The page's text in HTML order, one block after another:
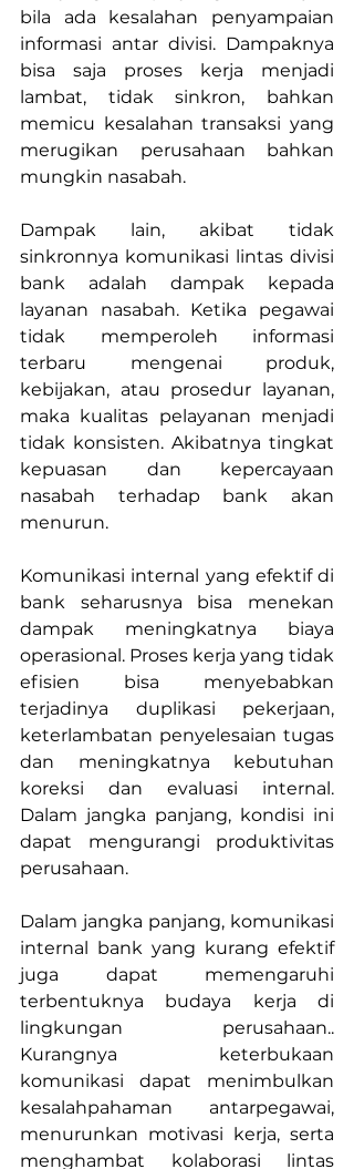
bila ada kesalahan penyampaian
informasi antar divisi. Dampaknya
bisa saja proses kerja menjadi
lambat, tidak sinkron, bahkan
memicu kesalahan transaksi yang
merugikan perusahaan bahkan
mungkin nasabah.
Dampak lain, akibat tidak
sinkronnya komunikasi lintas divisi
bank adalah dampak kepada
layanan nasabah. Ketika pegawai
tidak memperoleh informasi
terbaru mengenai produk,
kebijakan, atau prosedur layanan,
maka kualitas pelayanan menjadi
tidak konsisten. Akibatnya tingkat
kepuasan dan kepercayaan
nasabah terhadap bank akan
menurun.
Komunikasi internal yang efektif di
bank seharusnya bisa menekan
dampak meningkatnya biaya
operasional. Proses kerja yang tidak
efisien bisa menyebabkan
terjadinya duplikasi pekerjaan,
keterlambatan penyelesaian tugas
dan meningkatnya kebutuhan
koreksi dan evaluasi internal.
Dalam jangka panjang, kondisi ini
dapat mengurangi produktivitas
perusahaan.
Dalam jangka panjang, komunikasi
internal bank yang kurang efektif
juga dapat memengaruhi
terbentuknya budaya kerja di
lingkungan perusahaan..
Kurangnya keterbukaan
komunikasi dapat menimbulkan
kesalahpahaman antarpegawai,
menurunkan motivasi kerja, serta
menghambat kolaborasi lintas